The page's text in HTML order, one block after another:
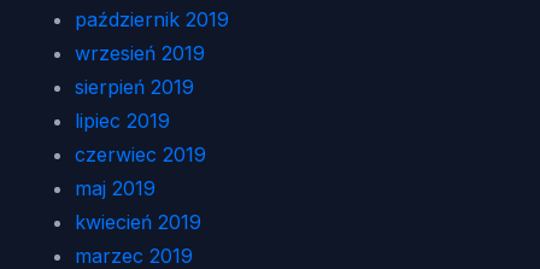
październik 2019
wrzesień 2019
sierpień 2019
lipiec 2019
czerwiec 2019
maj 2019
kwiecień 2019
marzec 2019